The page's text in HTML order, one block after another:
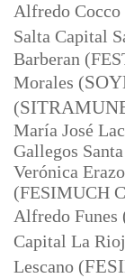
Alfredo Cocco
Salta Capital
Barberan
Morales (
(
María José
Gallegos
Verónica
(FESIMUCH
Alfredo Funes
Capital La
Lescano (